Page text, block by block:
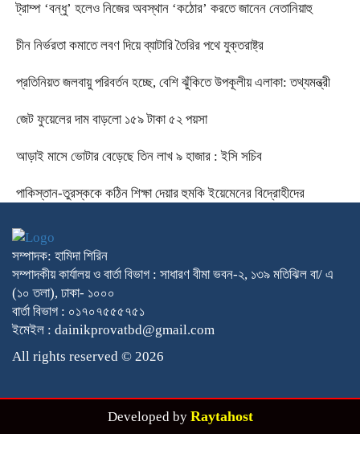
ট্রাম্প ‘বন্ধু’ হলেও নিজের অবস্থান ‘কঠোর’ করতে জানেন নেতানিয়াহু
চীন নির্ভরতা কমাতে লবণ দিয়ে ব্যাটারি তৈরির পথে যুক্তরাষ্ট্র
প্রতিনিয়ত জলবায়ু পরিবর্তন হচ্ছে, বেশি ঝুঁকিতে উপকূলীয় এলাকা: তথ্যমন্ত্রী
জেট ফুয়েলের দাম বাড়লো ১৫৯ টাকা ৫২ পয়সা
আড়াই মাসে ভোটার বেড়েছে তিন লাখ ৯ হাজার : ইসি সচিব
পাকিস্তান-তুরস্ককে কঠিন শিক্ষা দেয়ার হুমকি ইয়েমেনের বিদ্রোহীদের
সম্পাদক: হামিদা শিরিন
সম্পাদকীয় কার্যালয় ও বার্তা বিভাগ : সাধারণ বীমা ভবন-২, ১৩৯ মতিঝিল বা/ এ
(১০ তলা), ঢাকা- ১০০০
বার্তা বিভাগ : ০১৭০৭৫৫৫৭৫১
ইমেইল : dainikprovatbd@gmail.com
All rights reserved © 2026
Developed by Raytahost